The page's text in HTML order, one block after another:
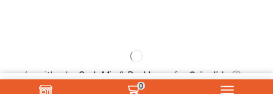
< / > with♥byCodeMix&Raul LazarforCrisalidaⒸ
0